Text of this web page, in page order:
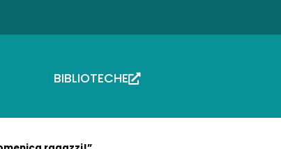
BIBLIOTECHE